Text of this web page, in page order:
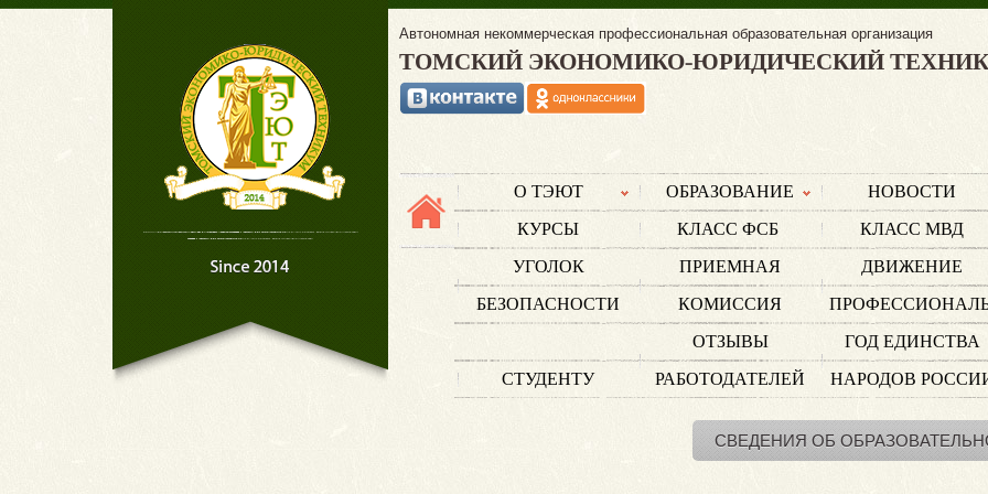
Автономная некоммерческая профессиональная образовательная организация
ТОМСКИЙ ЭКОНОМИКО-ЮРИДИЧЕСКИЙ
О ТЭЮТ ОБРАЗОВАНИЕ
НОВОСТИ
КУРСЫ
КЛАСС ФСБ
КЛАСС МВД
УГОЛОК
БЕЗОПАСНОСТИ
ПРИЕМНАЯ
КОМИССИЯ
ДВИЖЕНИЕ
СТУДЕНТУ
ОТЗЫВЫ
РАБОТОДАТЕЛЕЙ
ГОД ЕДИНСТВА
НАРОДОВ
СВЕДЕНИЯ ОБ